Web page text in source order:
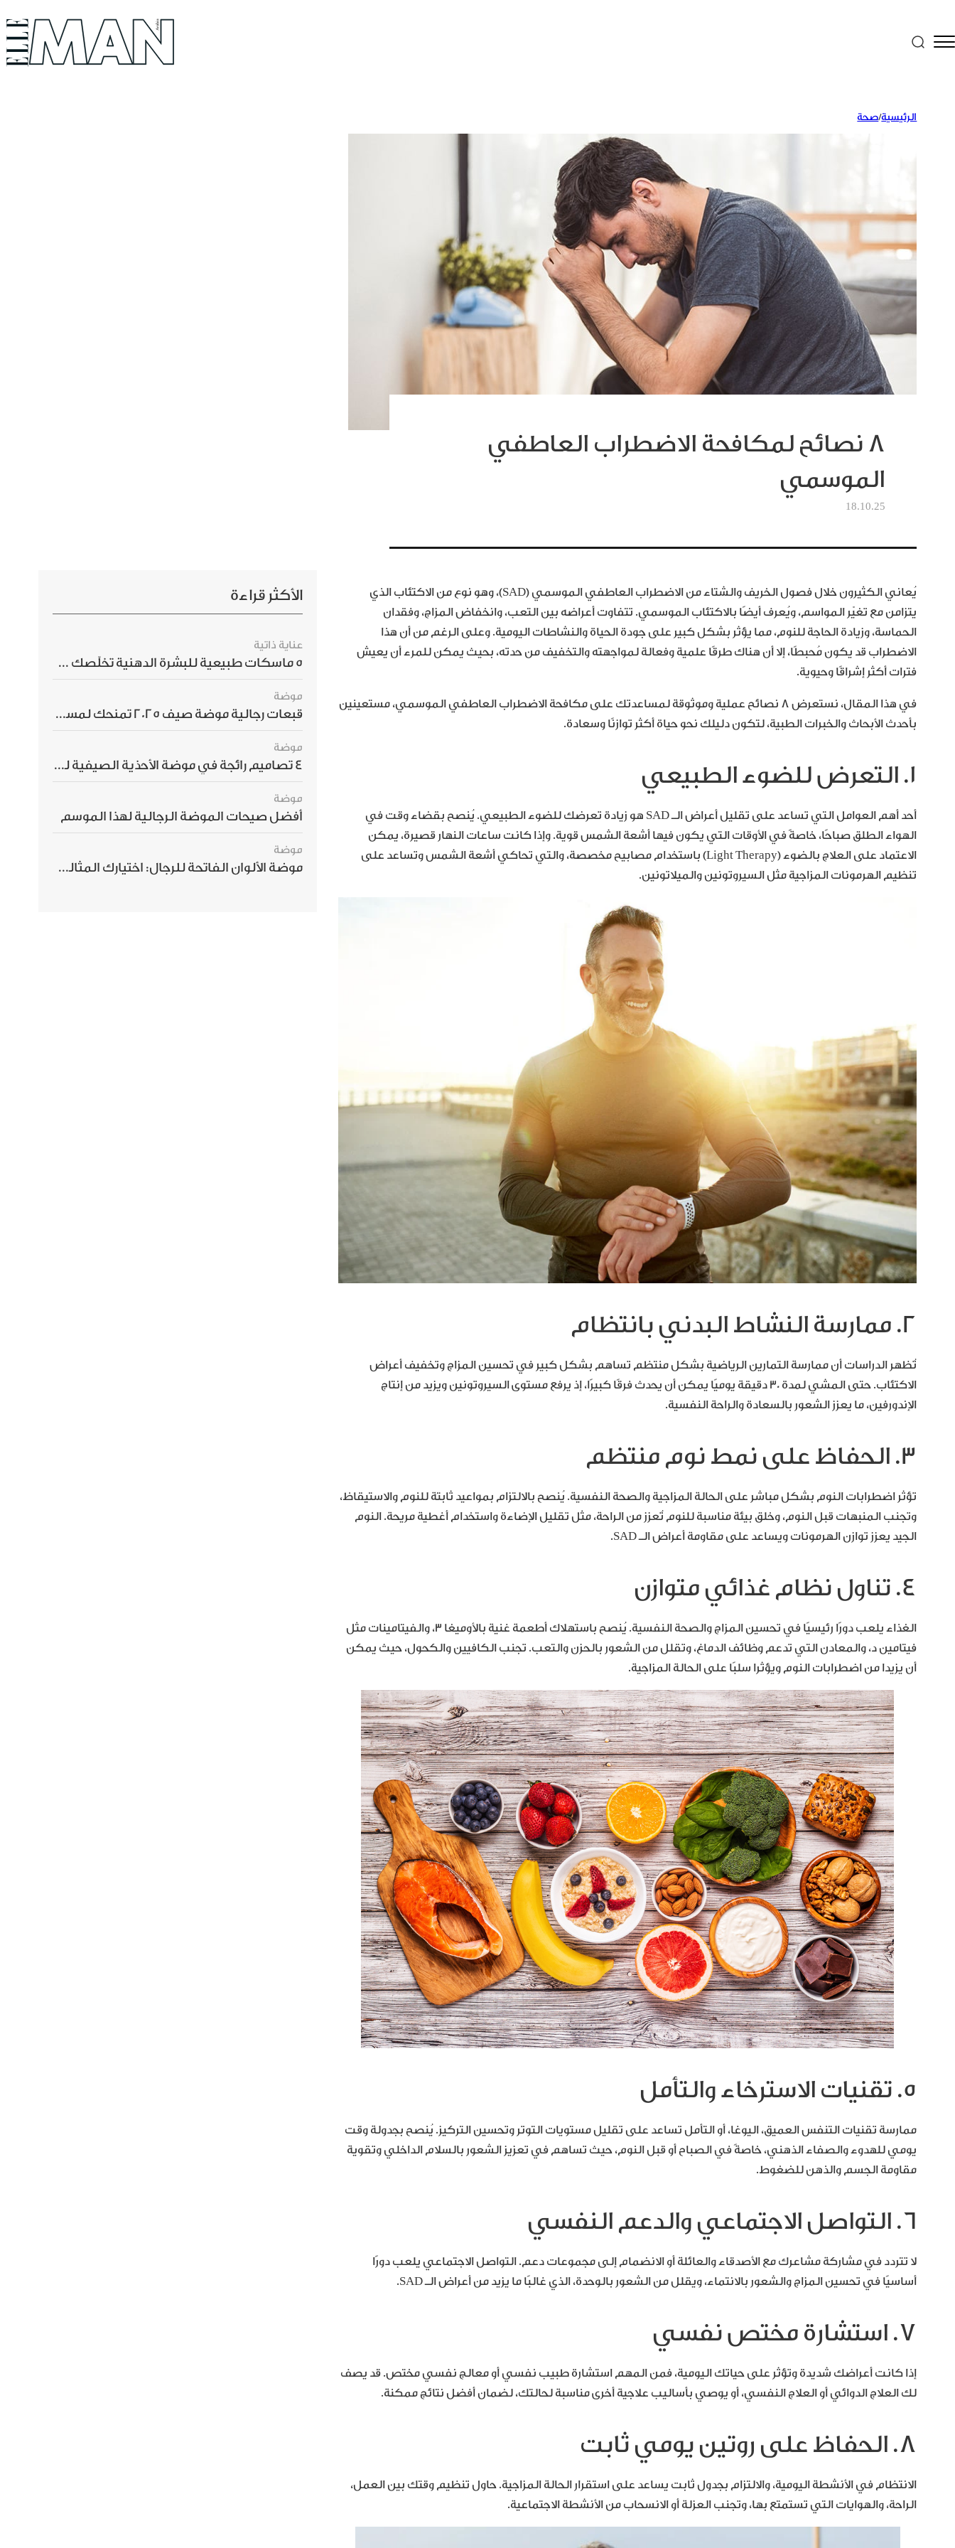
الرئيسية/صحة
8 نصائح لمكافحة الاضطراب العاطفي
الموسمي
18.10.25
يُعاني الكثيرون خلال فصول الخريف والشتاء من الاضطراب العاطفي الموسمي (SAD)، وهو نوع من الاكتئاب الذي
يتزامن مع تغيّر المواسم، ويُعرف أيضًا بالاكتئاب الموسمي. تتفاوت أعراضه بين التعب، وانخفاض المزاج، وفقدان
الحماسة، وزيادة الحاجة للنوم، مما يؤثر بشكل كبير على جودة الحياة والنشاطات اليومية. وعلى الرغم من أن هذا
الاضطراب قد يكون مُحبطًا، إلا أن هناك طرقًا علمية وفعالة لمواجهته والتخفيف من حدته، بحيث يمكن للمرء أن يعيش
فترات أكثر إشراقًا وحيوية.
في هذا المقال، نستعرض 8 نصائح عملية وموثوقة لمساعدتك على مكافحة الاضطراب العاطفي الموسمي، مستعينين
بأحدث الأبحاث والخبرات الطبية، لتكون دليلك نحو حياة أكثر توازنًا وسعادة.
1. التعرض للضوء الطبيعي
أحد أهم العوامل التي تساعد على تقليل أعراض الـ SAD هو زيادة تعرضك للضوء الطبيعي. يُنصح بقضاء وقت في
الهواء الطلق صباحًا، خاصةً في الأوقات التي يكون فيها أشعة الشمس قوية. وإذا كانت ساعات النهار قصيرة، يمكن
الاعتماد على العلاج بالضوء (Light Therapy) باستخدام مصابيح مخصصة، والتي تحاكي أشعة الشمس وتساعد على
تنظيم الهرمونات المزاجية مثل السيروتونين والميلاتونين.
2. ممارسة النشاط البدني بانتظام
تُظهر الدراسات أن ممارسة التمارين الرياضية بشكل منتظم تساهم بشكل كبير في تحسين المزاج وتخفيف أعراض
الاكتئاب. حتى المشي لمدة 30 دقيقة يوميًا يمكن أن يحدث فرقًا كبيرًا، إذ يرفع مستوى السيروتونين ويزيد من إنتاج
الإندورفين، ما يعزز الشعور بالسعادة والراحة النفسية.
3. الحفاظ على نمط نوم منتظم
تؤثر اضطرابات النوم بشكل مباشر على الحالة المزاجية والصحة النفسية. يُنصح بالالتزام بمواعيد ثابتة للنوم والاستيقاظ،
وتجنب المنبهات قبل النوم، وخلق بيئة مناسبة للنوم تُعزز من الراحة، مثل تقليل الإضاءة واستخدام أغطية مريحة. النوم
الجيد يعزز توازن الهرمونات ويساعد على مقاومة أعراض الـ SAD.
4. تناول نظام غذائي متوازن
الغذاء يلعب دورًا رئيسيًا في تحسين المزاج والصحة النفسية. يُنصح باستهلاك أطعمة غنية بالأوميغا 3، والفيتامينات مثل
فيتامين د، والمعادن التي تدعم وظائف الدماغ، وتقلل من الشعور بالحزن والتعب. تجنب الكافيين والكحول، حيث يمكن
أن يزيدا من اضطرابات النوم ويؤثرا سلبًا على الحالة المزاجية.
5. تقنيات الاسترخاء والتأمل
ممارسة تقنيات التنفس العميق، اليوغا، أو التأمل تساعد على تقليل مستويات التوتر وتحسين التركيز. يُنصح بجدولة وقت
يومي للهدوء والصفاء الذهني، خاصةً في الصباح أو قبل النوم، حيث تساهم في تعزيز الشعور بالسلام الداخلي وتقوية
مقاومة الجسم والذهن للضغوط.
6. التواصل الاجتماعي والدعم النفسي
لا تتردد في مشاركة مشاعرك مع الأصدقاء والعائلة أو الانضمام إلى مجموعات دعم. التواصل الاجتماعي يلعب دورًا
أساسيًا في تحسين المزاج والشعور بالانتماء، ويقلل من الشعور بالوحدة، الذي غالبًا ما يزيد من أعراض الـ SAD.
7. استشارة مختص نفسي
إذا كانت أعراضك شديدة وتؤثر على حياتك اليومية، فمن المهم استشارة طبيب نفسي أو معالج نفسي مختص. قد يصف
لك العلاج الدوائي أو العلاج النفسي، أو يوصي بأساليب علاجية أخرى مناسبة لحالتك، لضمان أفضل نتائج ممكنة.
8. الحفاظ على روتين يومي ثابت
الانتظام في الأنشطة اليومية، والالتزام بجدول ثابت يساعد على استقرار الحالة المزاجية. حاول تنظيم وقتك بين العمل،
الراحة، والهوايات التي تستمتع بها، وتجنب العزلة أو الانسحاب من الأنشطة الاجتماعية.
الأكثر قراءة
عناية ذاتية
5 ماسكات طبيعية للبشرة الدهنية تخلّصك من الحبوب بسرعة
موضة
قبعات رجالية موضة صيف 2025 تمنحك لمسة أناقة استثنائية
موضة
4 تصاميم رائجة في موضة الأحذية الصيفية للرجال هذا الموسم
موضة
أفضل صيحات الموضة الرجالية لهذا الموسم
موضة
موضة الألوان الفاتحة للرجال: اختيارك المثالي لإطلالة صيفية مبهرة